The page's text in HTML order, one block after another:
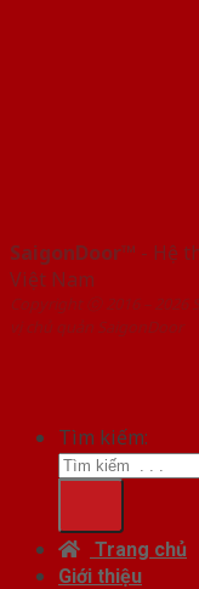
SaigonDoor™ - Hệ
Việt Nam
Copyright ⓒ 2016 –
vị chủ quản SaigonDoor
Tìm kiếm:
Trang chủ
Giới thiệu